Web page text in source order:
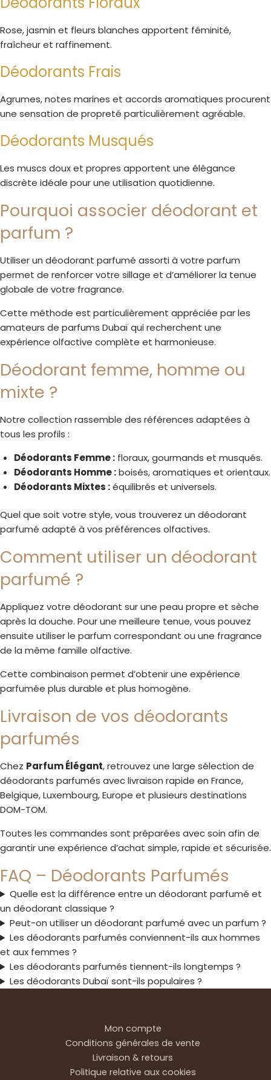
Rose, jasmin et fleurs blanches apportent féminité,
fraîcheur et raffinement.
Déodorants Frais
Agrumes, notes marines et accords aromatiques procurent
une sensation de propreté particulièrement agréable.
Déodorants Musqués
Les muscs doux et propres apportent une élégance
discrète idéale pour une utilisation quotidienne.
Pourquoi associer déodorant et
parfum ?
Utiliser un déodorant parfumé assorti à votre parfum
permet de renforcer votre sillage et d’améliorer la tenue
globale de votre fragrance.
Cette méthode est particulièrement appréciée par les
amateurs de parfums Dubaï qui recherchent une
expérience olfactive complète et harmonieuse.
Déodorant femme, homme ou
mixte ?
Notre collection rassemble des références adaptées à
tous les profils :
Déodorants Femme :floraux, gourmands et musqués.
Déodorants Homme :boisés, aromatiques et orientaux.
Déodorants Mixtes :équilibrés et universels.
Quel que soit votre style, vous trouverez un déodorant
parfumé adapté à vos préférences olfactives.
Comment utiliser un déodorant
parfumé ?
Appliquez votre déodorant sur une peau propre et sèche
après la douche. Pour une meilleure tenue, vous pouvez
ensuite utiliser le parfum correspondant ou une fragrance
de la même famille olfactive.
Cette combinaison permet d’obtenir une expérience
parfumée plus durable et plus homogène.
Livraison de vos déodorants
parfumés
Chez Parfum Élégant, retrouvez une large sélection de
déodorants parfumés avec livraison rapide en France,
Belgique, Luxembourg, Europe et plusieurs destinations
DOM-TOM.
Toutes les commandes sont préparées avec soin afin de
garantir une expérience d’achat simple, rapide et sécurisée.
FAQ – Déodorants Parfumés
Quelle est la différence entre un déodorant parfumé et
un déodorant classique ?
Peut-on utiliser un déodorant parfumé avec un parfum ?
Les déodorants parfumés conviennent-ils aux hommes
et aux femmes ?
Les déodorants parfumés tiennent-ils longtemps ?
Les déodorants Dubaï sont-ils populaires ?
Mon compte
Conditions générales de vente
Livraison & retours
Politique relative aux cookies